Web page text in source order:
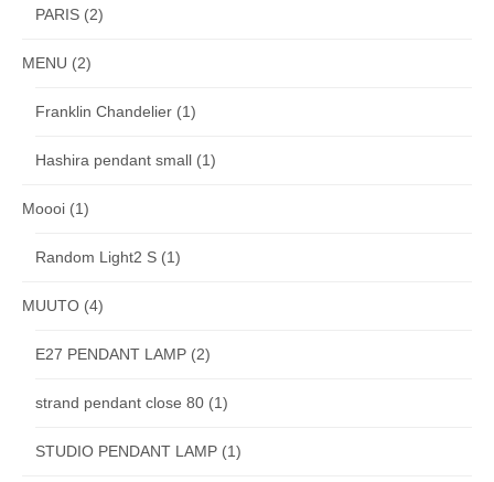
PARIS (2)
MENU (2)
Franklin Chandelier (1)
Hashira pendant small (1)
Moooi (1)
Random Light2 S (1)
MUUTO (4)
E27 PENDANT LAMP (2)
strand pendant close 80 (1)
STUDIO PENDANT LAMP (1)